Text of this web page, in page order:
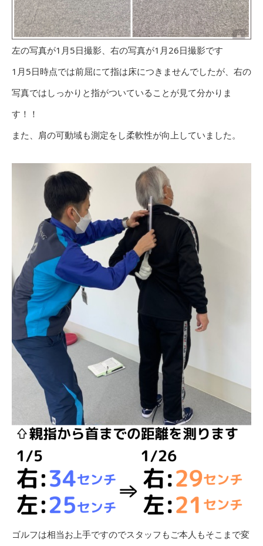
左の写真が1月5日撮影、右の写真が1月26日撮影です
1月5日時点では前屈にて指は床につきませんでしたが、右の
写真ではしっかりと指がついていることが見て分かりま
す！！
また、肩の可動域も測定をし柔軟性が向上していました。
ゴルフは相当お上手ですのでスタッフもご本人もそこまで変